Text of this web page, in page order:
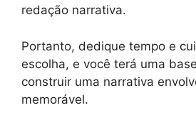
redação narrativa.
Portanto, dedique tempo e
escolha, e você terá uma
construir uma narrativa
memorável.